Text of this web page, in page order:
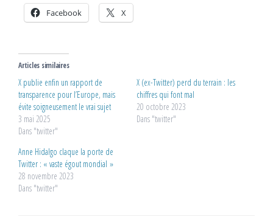
Facebook X
Articles similaires
X publie enfin un rapport de
transparence pour l’Europe, mais
évite soigneusement le vrai sujet
3 mai 2025
Dans "twitter"
X (ex-Twitter) perd du terrain : les
chiffres qui font mal
20 octobre 2023
Dans "twitter"
Anne Hidalgo claque la porte de
Twitter : « vaste égout mondial »
28 novembre 2023
Dans "twitter"